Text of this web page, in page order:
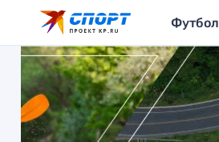
Футбол